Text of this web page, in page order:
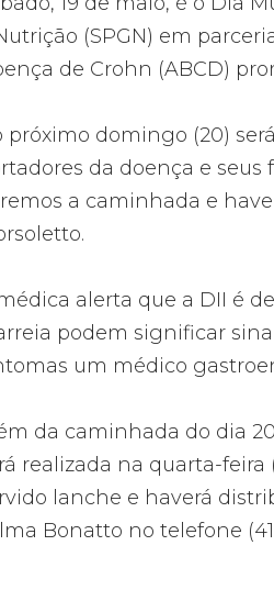
(SPGN) em
de Crohn (ABCD)
próximo domingo (20)
da doença e
a caminhada e
alerta que a DII é
podem significar
um médico
da caminhada do dia
realizada na quarta-feira
lanche e haverá
Bonatto no telefone